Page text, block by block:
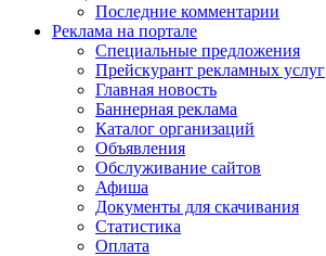
Последние комментарии
Реклама на портале
Специальные предложения
Прейскурант рекламных услуг
Главная новость
Баннерная реклама
Каталог организаций
Объявления
Обслуживание сайтов
Афиша
Документы для скачивания
Статистика
Оплата